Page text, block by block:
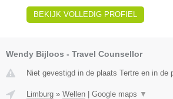
BEKIJK VOLLEDIG PROFIEL
Wendy Bijloos - Travel Counsellor
Niet gevestigd in de plaats Tertre en in de
Limburg » Wellen Google maps ▼